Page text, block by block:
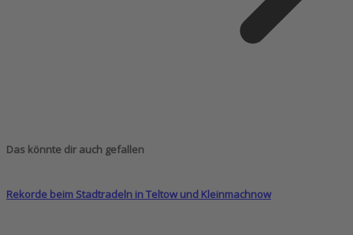
Das könnte dir auch gefallen
Rekorde beim Stadtradeln in Teltow und Kleinmachnow